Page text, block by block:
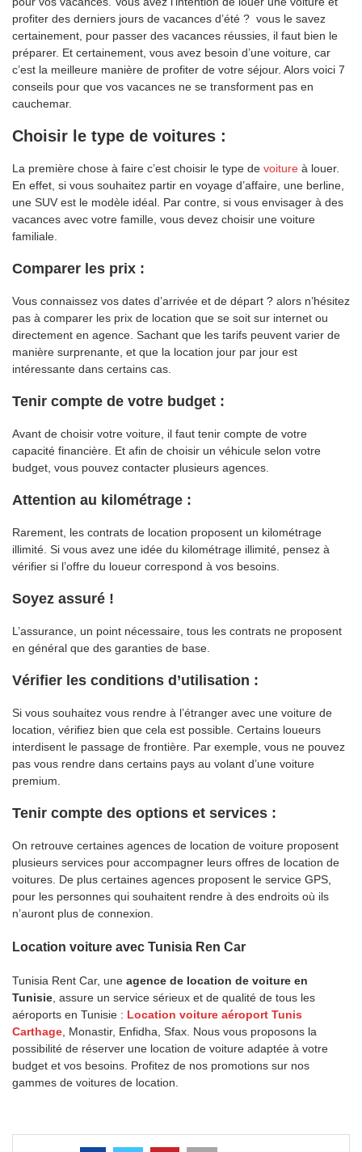
profiter des derniers jours de vacances d’été ? vous le savez
certainement, pour passer des vacances réussies, il faut bien le
préparer. Et certainement, vous avez besoin d’une voiture, car
c’est la meilleure manière de profiter de votre séjour. Alors voici 7
conseils pour que vos vacances ne se transforment pas en
cauchemar.
Choisir le type de voitures :
La première chose à faire c’est choisir le type de voiture à louer.
En effet, si vous souhaitez partir en voyage d’affaire, une berline,
une SUV est le modèle idéal. Par contre, si vous envisager à des
vacances avec votre famille, vous devez choisir une voiture
familiale.
Comparer les prix :
Vous connaissez vos dates d’arrivée et de départ ? alors n’hésitez
pas à comparer les prix de location que se soit sur internet ou
directement en agence. Sachant que les tarifs peuvent varier de
manière surprenante, et que la location jour par jour est
intéressante dans certains cas.
Tenir compte de votre budget :
Avant de choisir votre voiture, il faut tenir compte de votre
capacité financière. Et afin de choisir un véhicule selon votre
budget, vous pouvez contacter plusieurs agences.
Attention au kilométrage :
Rarement, les contrats de location proposent un kilométrage
illimité. Si vous avez une idée du kilométrage illimité, pensez à
vérifier si l’offre du loueur correspond à vos besoins.
Soyez assuré !
L’assurance, un point nécessaire, tous les contrats ne proposent
en général que des garanties de base.
Vérifier les conditions d’utilisation :
Si vous souhaitez vous rendre à l’étranger avec une voiture de
location, vérifiez bien que cela est possible. Certains loueurs
interdisent le passage de frontière. Par exemple, vous ne pouvez
pas vous rendre dans certains pays au volant d’une voiture
premium.
Tenir compte des options et services :
On retrouve certaines agences de location de voiture proposent
plusieurs services pour accompagner leurs offres de location de
voitures. De plus certaines agences proposent le service GPS,
pour les personnes qui souhaitent rendre à des endroits où ils
n’auront plus de connexion.
Location voiture avec Tunisia Ren Car
Tunisia Rent Car, une agence de location de voiture en
Tunisie, assure un service sérieux et de qualité de tous les
aéroports en Tunisie : Location voiture aéroport Tunis
Carthage, Monastir, Enfidha, Sfax. Nous vous proposons la
possibilité de réserver une location de voiture adaptée à votre
budget et vos besoins. Profitez de nos promotions sur nos
gammes de voitures de location.